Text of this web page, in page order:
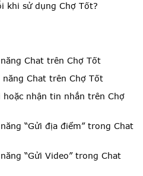
khi sử dụng Chợ Tốt?
Chat trên Chợ Tốt
Chat trên Chợ Tốt
nhận tin nhắn trên Chợ
“Gửi địa điểm” trong Chat
“Gửi Video” trong Chat